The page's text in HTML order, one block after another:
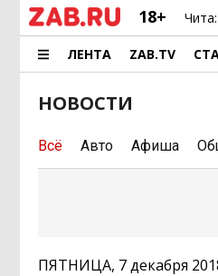
18+ Чита:
ЛЕНТА ZAB.TV
НОВОСТИ
Всё Авто Афиша
ПЯТНИЦА, 7 декабря